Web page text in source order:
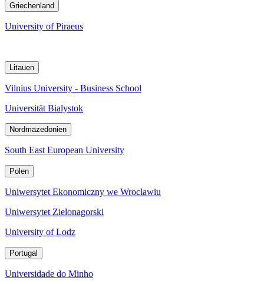
Griechenland
University of Piraeus
Litauen
Vilnius University - Business School
Universität Bialystok
Nordmazedonien
South East European University
Polen
Uniwersytet Ekonomiczny we Wroclawiu
Uniwersytet Zielonagorski
University of Lodz
Portugal
Universidade do Minho